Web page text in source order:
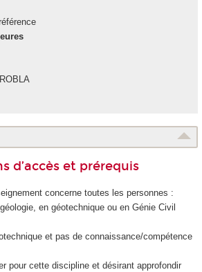
d’accès et prérequis
concerne toutes les personnes :
en géotechnique ou en Génie Civil
et pas de connaissance/compétence
pour cette discipline et désirant approfondir